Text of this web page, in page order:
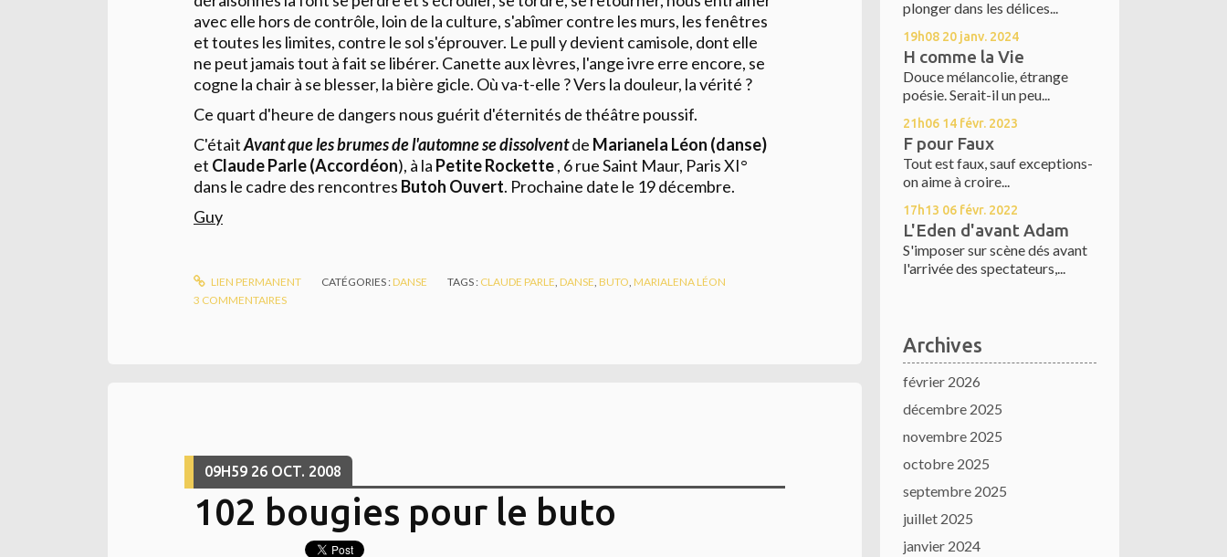
avec elle hors de contrôle, loin de la culture, s'abîmer contre les murs, les fenêtres
et toutes les limites, contre le sol s'éprouver. Le pull y devient camisole, dont elle
ne peut jamais tout à fait se libérer. Canette aux lèvres, l'ange ivre erre encore, se
cogne la chair à se blesser, la bière gicle. Où va-t-elle ? Vers la douleur, la vérité ?
Ce quart d'heure de dangers nous guérit d'éternités de théâtre poussif.
C'étaitAvant que les brumes de l'automne se dissolventde Marianela Léon (danse)
et Claude Parle (Accordéon), à la Petite Rockette, 6 rue Saint Maur, Paris XI°
dans le cadre des rencontres Butoh Ouvert. Prochaine date le 19 décembre.
Guy
LIEN PERMANENT CATÉGORIES :DANSE TAGS : CLAUDE PARLE ,DANSE ,BUTO ,MARIALENA LÉON
3 COMMENTAIRES
09H59 26 OCT. 2008
102 bougies pour le buto
plonger dans les délices...
19h08 20 janv. 2024
H comme la Vie
Douce mélancolie, étrange
poésie. Serait-il un peu...
21h06 14 févr. 2023
F pour Faux
Tout est faux, sauf exceptions-
on aime à croire...
17h13 06 févr. 2022
L'Eden d'avant Adam
S'imposer sur scène dés avant
l'arrivée des spectateurs,...
Archives
février 2026
décembre 2025
novembre 2025
octobre 2025
septembre 2025
juillet 2025
janvier 2024